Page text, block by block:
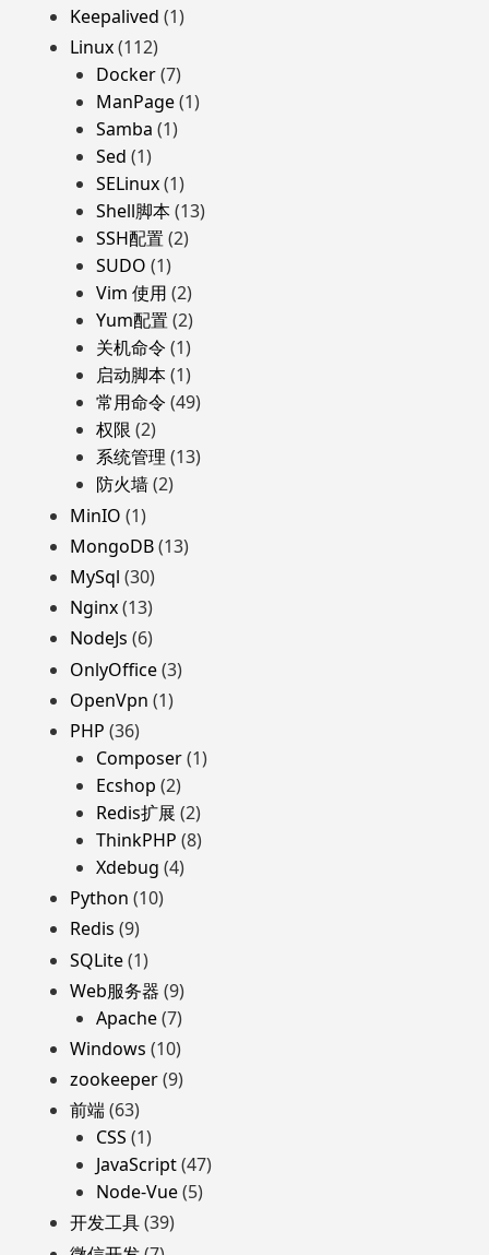
Keepalived (1)
Linux(112)
Docker(7)
ManPage(1)
Samba (1)
Sed (1)
SELinux(1)
Shell脚本(13)
SSH配置(2)
SUDO (1)
Vim 使用 (2)
Yum配置(2)
关机命令 (1)
启动脚本(1)
常用命令 (49)
权限(2)
系统管理(13)
防火墙(2)
MinIO (1)
MongoDB(13)
MySql (30)
Nginx(13)
NodeJs (6)
OnlyOffice(3)
OpenVpn (1)
PHP (36)
Composer(1)
Ecshop (2)
Redis扩展 (2)
ThinkPHP (8)
Xdebug (4)
Python (10)
Redis (9)
SQLite(1)
Web服务器 (9)
Apache(7)
Windows (10)
zookeeper(9)
前端(63)
CSS (1)
JavaScript(47)
Node-Vue(5)
开发工具(39)